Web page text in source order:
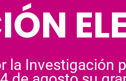
la Investigación